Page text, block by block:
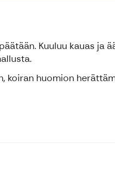
Kuuluu kauas ja
koiran huomion